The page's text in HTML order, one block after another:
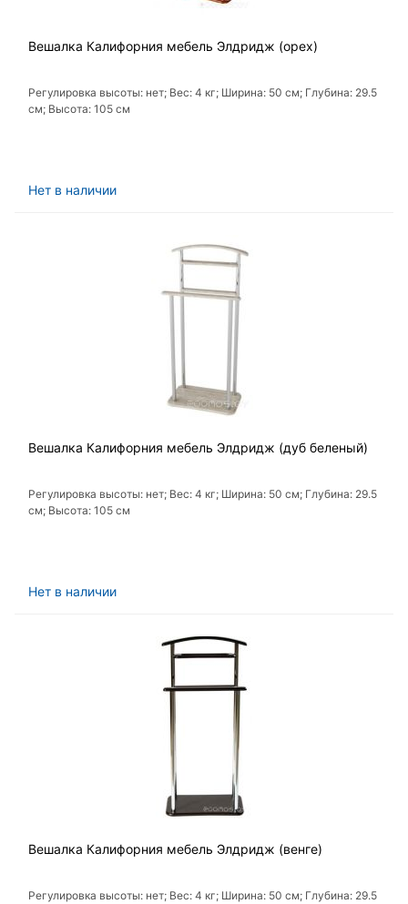
Вешалка Калифорния мебель Элдридж (орех)
Регулировка высоты: нет; Вес: 4 кг; Ширина: 50 см; Глубина: 29.5
см; Высота: 105 см
Нет в наличии
Вешалка Калифорния мебель Элдридж (дуб беленый)
Регулировка высоты: нет; Вес: 4 кг; Ширина: 50 см; Глубина: 29.5
см; Высота: 105 см
Нет в наличии
Вешалка Калифорния мебель Элдридж (венге)
Регулировка высоты: нет; Вес: 4 кг; Ширина: 50 см; Глубина: 29.5